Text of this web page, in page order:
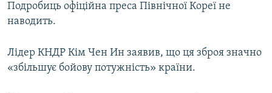
Усі сайти RFE/RL
Подробиць офіційна преса Північної Кореї не
наводить.
Лідер КНДР Кім Чен Ин заявив, що ця зброя значно
«збільшує бойову потужність» країни.